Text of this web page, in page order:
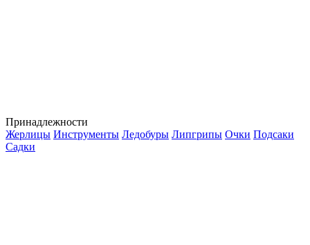
Принадлежности
Жерлицы Инструменты Ледобуры Липгрипы Очки Подсаки
Садки